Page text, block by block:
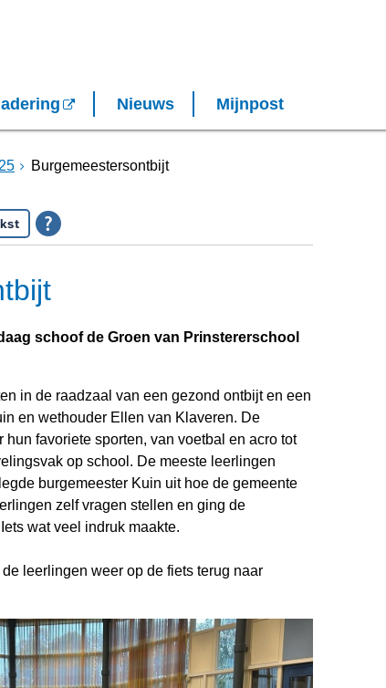
Nieuws Mijnpost
Burgemeestersontbijt
schoof de Groen van Prinstererschool
in de raadzaal van een gezond ontbijt en een
en wethouder Ellen van Klaveren. De
favoriete sporten, van voetbal en acro tot
op school. De meeste leerlingen
burgemeester Kuin uit hoe de gemeente
zelf vragen stellen en ging de
wat veel indruk maakte.
leerlingen weer op de fiets terug naar